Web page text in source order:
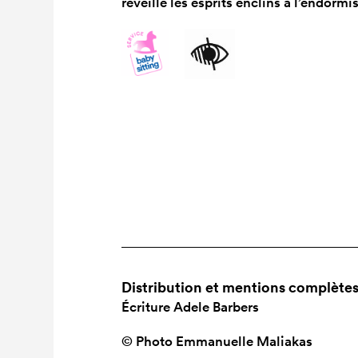
Distribution et mentions complètes
ÉcritureAdele Barbers
© Photo Emmanuelle Maliakas